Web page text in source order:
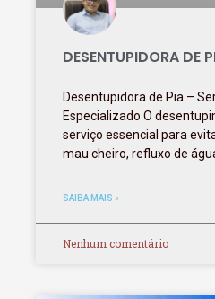
DESENTUPIDORA DE
Desentupidora de Pia –
Especializado O
serviço essencial para
mau cheiro, refluxo de
SAIBA MAIS »
Nenhum comentário